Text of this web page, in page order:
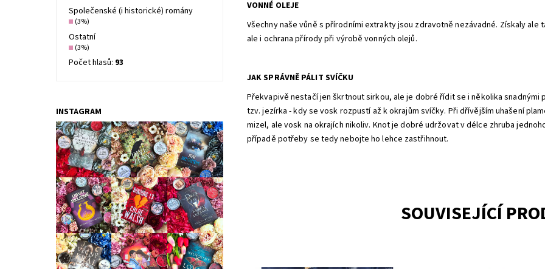
VONNÉ OLEJE
Všechny naše vůně s přírodními extrakty jsou zdravotně nezávadné. Získaly ale
ale i ochrana přírody při výrobě vonných olejů.
JAK SPRÁVNĚ PÁLIT SVÍČKU
Překvapivě nestačí jen škrtnout sirkou, ale je dobré řídit se i několika
tzv. jezírka - kdy se vosk rozpustí až k okrajům svíčky. Při dřívějším uhašení
mizel, ale vosk na okrajích nikoliv. Knot je dobré udržovat v délce zhruba
případě potřeby se tedy nebojte ho lehce zastřihnout.
SOUVISEJÍCÍ
Společenské (i historické) romány
(3%)
Ostatní
(3%)
Počet hlasů: 93
INSTAGRAM